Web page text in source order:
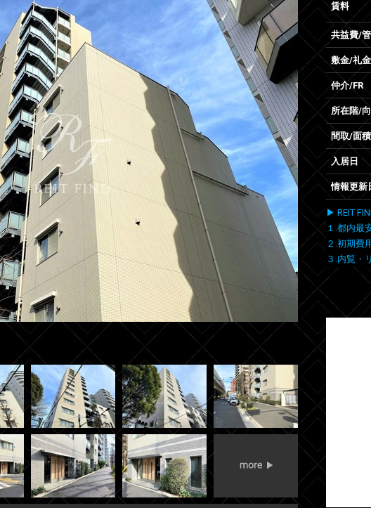
賃料
共益費/
敷金/礼金
仲介/FR
所在階/
間取/面積
入居日
情報更新
▶ REIT
１.都内最
２.初期費
３.内覧・